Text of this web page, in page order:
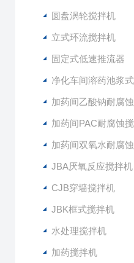
圆盘涡轮搅拌机
立式环流搅拌机
固定式低速推流器
净化车间溶药池浆
加药间乙酸钠耐腐蚀
加药间PAC耐腐蚀
加药间双氧水耐腐蚀
JBA厌氧反应搅拌机
CJB穿墙搅拌机
JBK框式搅拌机
水处理搅拌机
加药搅拌机